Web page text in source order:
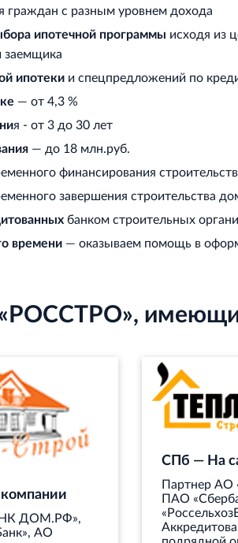
граждан с разным уровнем дохода
ипотечной программы исходя из
заемщика
ипотеки и спецпредложений по
— от 4,3 %
я - от 3 до 30 лет
— до 18 млн.руб.
финансирования
завершения строительства
банком строительных
времени — оказываем помощь в
ДОМ.РФ»,
АО
СПб — На
Партнер
ПАО